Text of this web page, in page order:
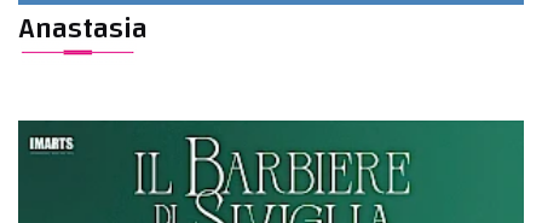
Anastasia